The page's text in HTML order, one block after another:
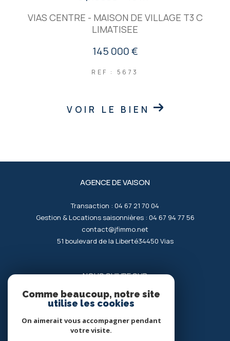
VIAS CENTRE - MAISON DE VILLAGE T3 C
LIMATISEE
145 000 €
REF : 5673
VOIR LE BIEN
AGENCE DE VAISON
Transaction : 04 67 21 70 04
Gestion & Locations saisonnières : 04 67 94 77 56
contact@jfimmo.net
51 boulevard de la Liberté34450 vias
NOUS SUIVRE SUR
Comme beaucoup, notre site
utilise les cookies
On aimerait vous accompagner pendant
votre visite.